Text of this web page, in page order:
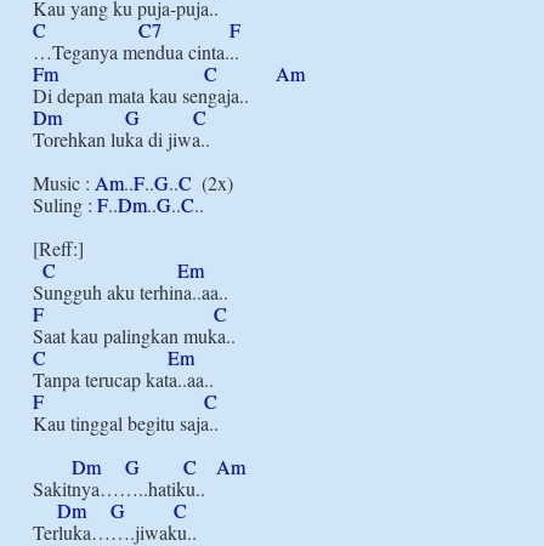
C
C7
F
Fm
C
Am
Dm
G
C
Torehkan luka di jiwa..
Music : Am..F..G..C
  (2x)
Suling : F..Dm..G..C..
[Reff:]
C
Em
F
C
C
Em
F
C
Kau tinggal begitu saja..
Dm
G C
Am
Sakitnya……..hatiku..
Dm
G
C
Terluka…….jiwaku..